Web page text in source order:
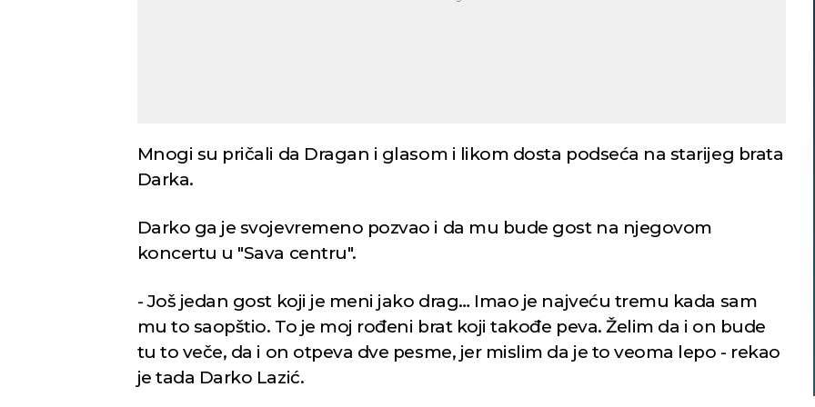
Mnogi su pričali da Dragan i glasom i likom dosta podseća na starijeg brata
Darka.
Darko ga je svojevremeno pozvao i da mu bude gost na njegovom
koncertu u "Sava centru".
- Još jedan gost koji je meni jako drag… Imao je najveću tremu kada sam
mu to saopštio. To je moj rođeni brat koji takođe peva. Želim da i on bude
tu to veče, da i on otpeva dve pesme, jer mislim da je to veoma lepo - rekao
je tada Darko Lazić.